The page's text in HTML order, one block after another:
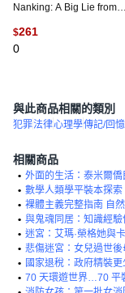
Nanking: A Big Lie from
Canada, 英文
$261
0
與此商品相關的類別
犯罪法律心理學傳記/回
相關商品
• 外面的生活：泰米爾
• 數學人類學平裝本探索
•
•
• 迷宮：艾瑪·榮格她與
• 悲傷迷宮：女兒過世
• 國家退稅：政府精裝更
• 70 天環遊世界…70 平